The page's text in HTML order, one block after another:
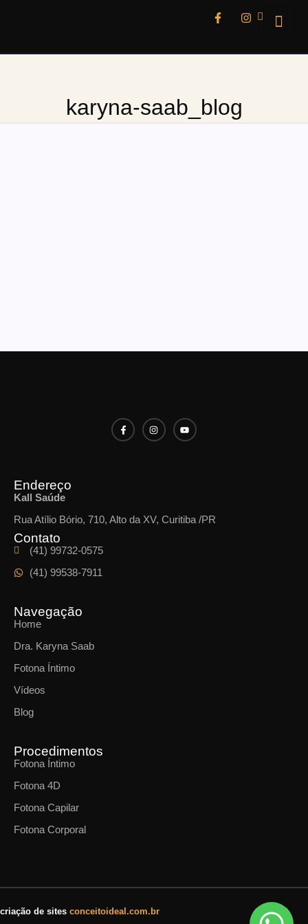
karyna-saab_blog
Endereço
Kall Saúde
Rua Atílio Bório, 710, Alto da XV, Curitiba /PR
Contato
(41) 99732-0575
(41) 99538-7911
Navegação
Home
Dra. Karyna Saab
Fotona Íntimo
Vídeos
Blog
Procedimentos
Fotona Íntimo
Fotona 4D
Fotona Capilar
Fotona Corporal
criação de sites conceitoideal.com.br